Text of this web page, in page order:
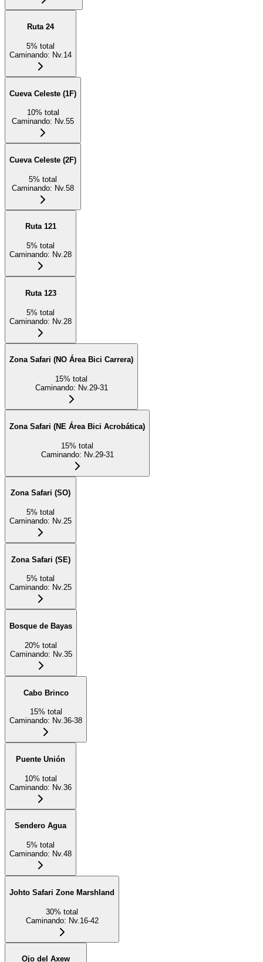
Ruta 24
5% total
Caminando: Nv.14
Cueva Celeste (1F)
10% total
Caminando: Nv.55
Cueva Celeste (2F)
5% total
Caminando: Nv.58
Ruta 121
5% total
Caminando: Nv.28
Ruta 123
5% total
Caminando: Nv.28
Zona Safari (NO Área Bici Carrera)
15% total
Caminando: Nv.29-31
Zona Safari (NE Área Bici Acrobática)
15% total
Caminando: Nv.29-31
Zona Safari (SO)
5% total
Caminando: Nv.25
Zona Safari (SE)
5% total
Caminando: Nv.25
Bosque de Bayas
20% total
Caminando: Nv.35
Cabo Brinco
15% total
Caminando: Nv.36-38
Puente Unión
10% total
Caminando: Nv.36
Sendero Agua
5% total
Caminando: Nv.48
Johto Safari Zone Marshland
30% total
Caminando: Nv.16-42
Ojo del Axew